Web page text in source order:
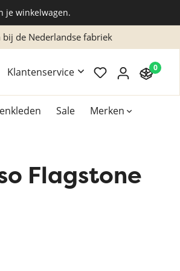
je winkelwagen.
bij de Nederlandse fabriek
Klantenservice 0
Sale Merken
AccessoiresFlagstone